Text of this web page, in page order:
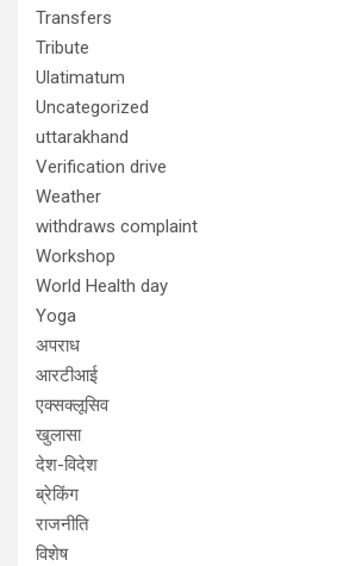
Transfers
Tribute
Ulatimatum
Uncategorized
uttarakhand
Verification drive
Weather
withdraws complaint
Workshop
World Health day
Yoga
अपराध
आरटीआई
एक्सक्लूसिव
खुलासा
देश-विदेश
ब्रेकिंग
राजनीति
विशेष